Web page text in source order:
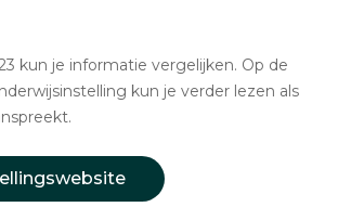
kun je informatie vergelijken. Op de
kun je verder lezen als